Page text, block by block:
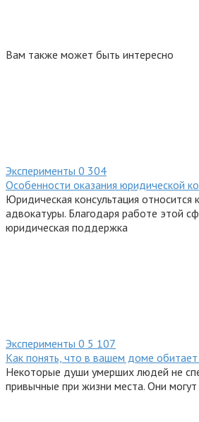
Вам также может быть интересно
Эксперименты 0 304
Особенности оказания юридической
Юридическая консультация
адвокатуры. Благодаря работе этой
юридическая поддержка
Эксперименты 0 5 107
Как понять, что в вашем доме обитает
Некоторые души умерших людей не
привычные при жизни места. Они могут